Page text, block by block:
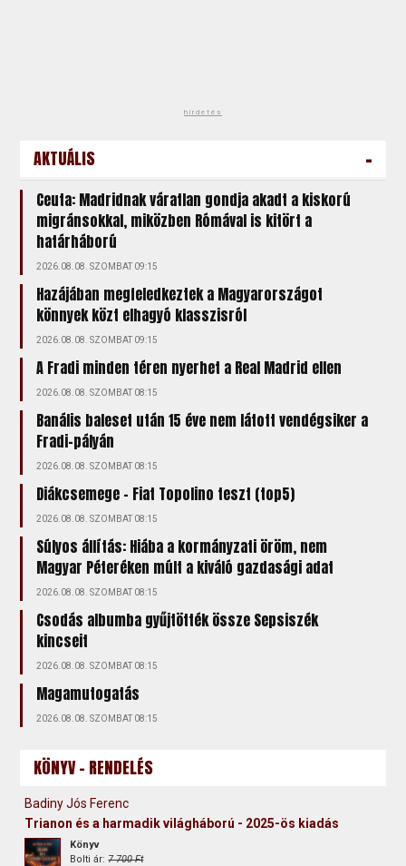
hirdetés
AKTUÁLIS -
Ceuta: Madridnak váratlan gondja akadt a kiskorú
migránsokkal, miközben Rómával is kitört a
határháború
2026.08.08. SZOMBAT 09:15
Hazájában megfeledkeztek a Magyarországot
könnyek közt elhagyó klasszisról
2026.08.08. SZOMBAT 09:15
A Fradi minden téren nyerhet a Real Madrid ellen
2026.08.08. SZOMBAT 08:15
Banális baleset után 15 éve nem látott vendégsiker a
Fradi-pályán
2026.08.08. SZOMBAT 08:15
Diákcsemege – Fiat Topolino teszt (top5)
2026.08.08. SZOMBAT 08:15
Súlyos állítás: Hiába a kormányzati öröm, nem
Magyar Péteréken múlt a kiváló gazdasági adat
2026.08.08. SZOMBAT 08:15
Csodás albumba gyűjtötték össze Sepsiszék
kincseit
2026.08.08. SZOMBAT 08:15
Magamutogatás
2026.08.08. SZOMBAT 08:15
KÖNYV - RENDELÉS
Badiny Jós Ferenc
Trianon és a harmadik világháború - 2025-ös kiadás
Könyv
Bolti ár:7 700 Ft